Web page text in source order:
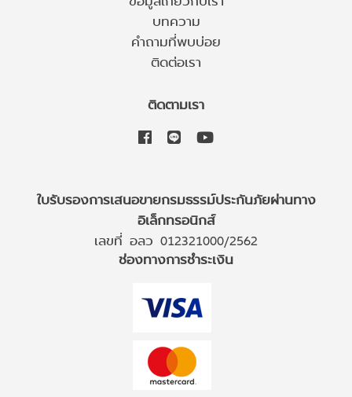
บทความ
คำถามที่พบบ่อย
ติดต่อเรา
ติดตามเรา
ใบรับรองการเสนอขายกรมธรรม์ประกันภัยผ่านทาง
อิเล็กทรอนิกส์
เลขที่ อลว 012321000/2562
ช่องทางการชำระเงิน